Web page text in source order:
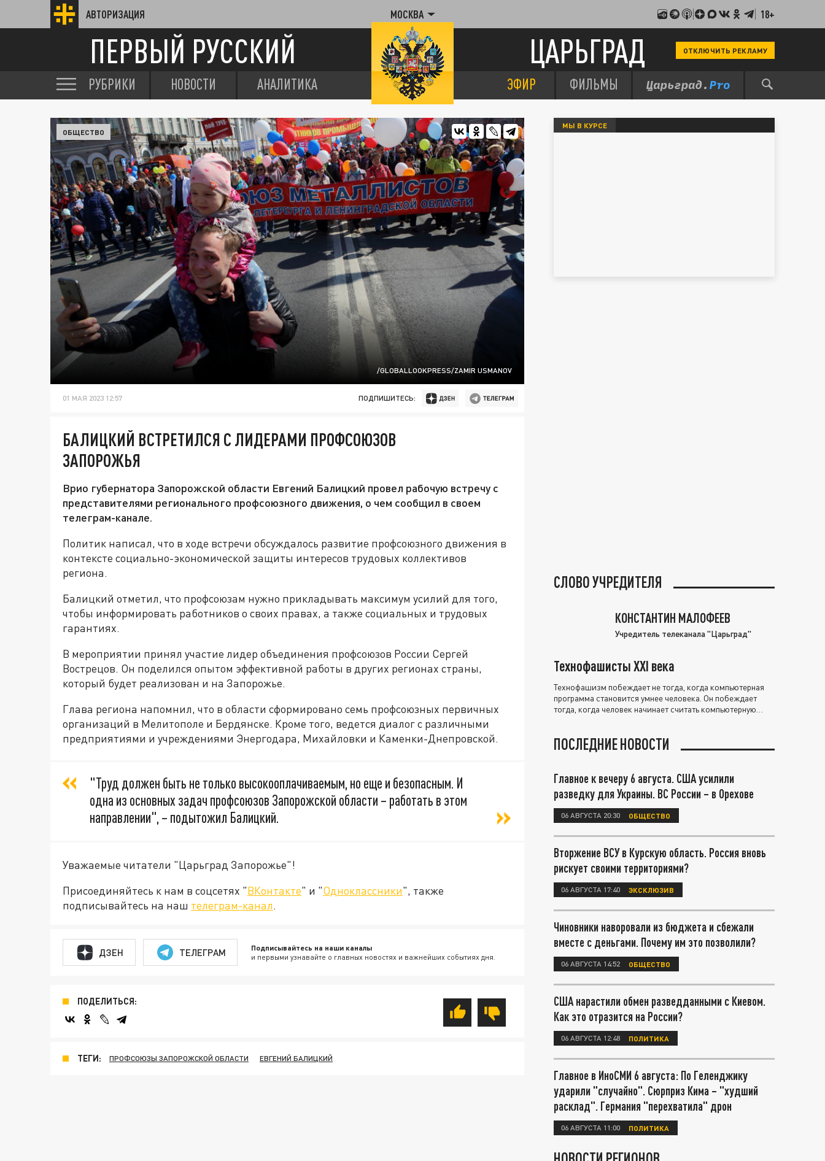
АВТОРИЗАЦИЯ МОСКВА 18+
ПЕРВЫЙ РУССКИЙ ЦАРЬГРАД ОТКЛЮЧИТЬ РЕКЛАМУ
РУБРИКИ НОВОСТИ АНАЛИТИКА ЭФИР ФИЛЬМЫ
/GLOBALLOOKPRESS/ZAMIR USMANOV
ОБЩЕСТВО
01 МАЯ 2023 12:57 ПОДПИШИТЕСЬ:
БАЛИЦКИЙ ВСТРЕТИЛСЯ С ЛИДЕРАМИ ПРОФСОЮЗОВ
ЗАПОРОЖЬЯ
Врио губернатора Запорожской области Евгений Балицкий провел рабочую встречу с
представителями регионального профсоюзного движения, о чем сообщил в своем
телеграм-канале.
Политик написал, что в ходе встречи обсуждалось развитие профсоюзного движения в
контексте социально-экономической защиты интересов трудовых коллективов
региона.
Балицкий отметил, что профсоюзам нужно прикладывать максимум усилий для того,
чтобы информировать работников о своих правах, а также социальных и трудовых
гарантиях.
В мероприятии принял участие лидер объединения профсоюзов России Сергей
Вострецов. Он поделился опытом эффективной работы в других регионах страны,
который будет реализован и на Запорожье.
Глава региона напомнил, что в области сформировано семь профсоюзных первичных
организаций в Мелитополе и Бердянске. Кроме того, ведется диалог с различными
предприятиями и учреждениями Энергодара, Михайловки и Каменки-Днепровской.
"Труд должен быть не только высокооплачиваемым, но еще и безопасным. И
одна из основных задач профсоюзов Запорожской области – работать в этом
направлении", – подытожил Балицкий.
Уважаемые читатели "Царьград Запорожье"!
Присоединяйтесь к нам в соцсетях "ВКонтакте" и "Одноклассники", также
подписывайтесь на наш телеграм-канал.
ДЗЕН ТЕЛЕГРАМ Подписывайтесь на наши каналы
и первыми узнавайте о главных новостях и важнейших событиях дня.
ПОДЕЛИТЬСЯ:
ТЕГИ: ПРОФСОЮЗЫ ЗАПОРОЖСКОЙ ОБЛАСТИ ЕВГЕНИЙ БАЛИЦКИЙ
МЫ В КУРСЕ
СЛОВО УЧРЕДИТЕЛЯ
КОНСТАНТИН МАЛОФЕЕВ
Учредитель телеканала "Царьград"
Технофашисты XXI века
Технофашизм побеждает не тогда, когда компьютерная
программа становится умнее человека. Он побеждает
тогда, когда человек начинает считать компьютерную
ПОСЛЕДНИЕ НОВОСТИ
Главное к вечеру 6 августа. США усилили
разведку для Украины. ВС России – в Орехове
06 АВГУСТА 20:30 ОБЩЕСТВО
Вторжение ВСУ в Курскую область. Россия вновь
рискует своими территориями?
06 АВГУСТА 17:40 ЭКСКЛЮЗИВ
Чиновники наворовали из бюджета и сбежали
вместе с деньгами. Почему им это позволили?
06 АВГУСТА 14:52 ОБЩЕСТВО
США нарастили обмен разведданными с Киевом.
Как это отразится на России?
06 АВГУСТА 12:48 ПОЛИТИКА
Главное в ИноСМИ 6 августа: По Геленджику
ударили "случайно". Сюрприз Кима – "худший
расклад". Германия "перехватила" дрон
06 АВГУСТА 11:00 ПОЛИТИКА